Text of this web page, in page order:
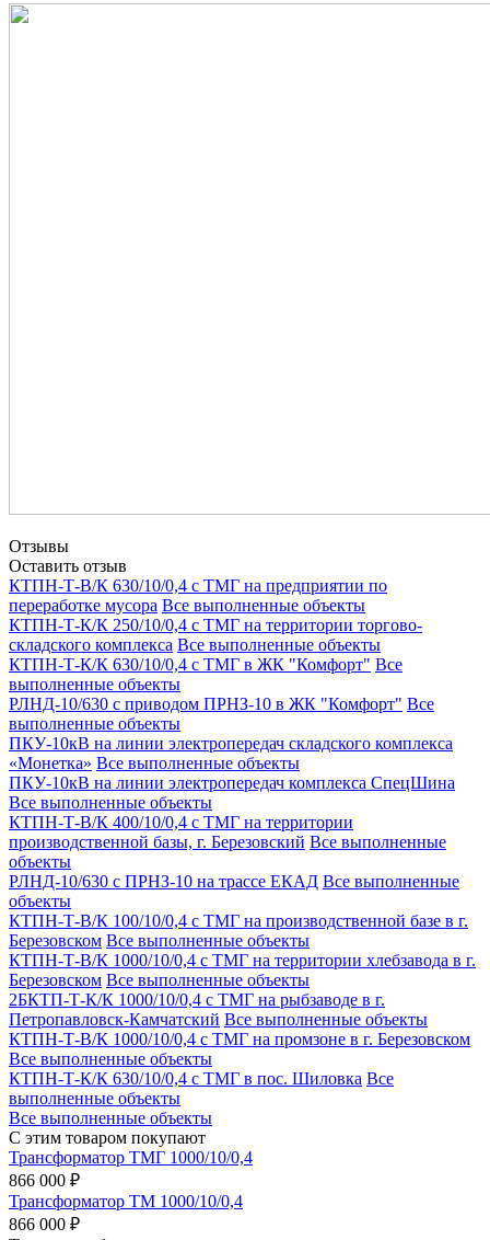
Отзывы
Оставить отзыв
КТПН-Т-В/К 630/10/0,4 с ТМГ на предприятии по
переработке мусора Все выполненные объекты
КТПН-Т-К/К 250/10/0,4 с ТМГ на территории торгово-
складского комплекса Все выполненные объекты
КТПН-Т-К/К 630/10/0,4 с ТМГ в ЖК "Комфорт" Все
выполненные объекты
РЛНД-10/630 с приводом ПРНЗ-10 в ЖК "Комфорт" Все
выполненные объекты
ПКУ-10кВ на линии электропередач складского комплекса
«Монетка» Все выполненные объекты
ПКУ-10кВ на линии электропередач комплекса СпецШина
Все выполненные объекты
КТПН-Т-В/К 400/10/0,4 с ТМГ на территории
производственной базы, г. Березовский Все выполненные
объекты
РЛНД-10/630 с ПРНЗ-10 на трассе ЕКАД Все выполненные
объекты
КТПН-Т-В/К 100/10/0,4 с ТМГ на производственной базе в г.
Березовском Все выполненные объекты
КТПН-Т-В/К 1000/10/0,4 с ТМГ на территории хлебзавода в г.
Березовском Все выполненные объекты
2БКТП-Т-К/К 1000/10/0,4 с ТМГ на рыбзаводе в г.
Петропавловск-Камчатский Все выполненные объекты
КТПН-Т-В/К 1000/10/0,4 с ТМГ на промзоне в г. Березовском
Все выполненные объекты
КТПН-Т-К/К 630/10/0,4 с ТМГ в пос. Шиловка Все
выполненные объекты
Все выполненные объекты
С этим товаром покупают
Трансформатор ТМГ 1000/10/0,4
866 000 ₽
Трансформатор ТМ 1000/10/0,4
866 000 ₽